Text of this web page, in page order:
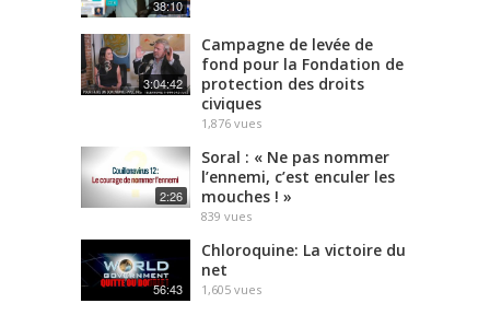
38:10
3:04:42
Campagne de levée de
fond pour la Fondation de
protection des droits
civiques
1,876 vues
2:26
Soral : « Ne pas nommer
l’ennemi, c’est enculer les
mouches ! »
839 vues
56:43
Chloroquine: La victoire du
net
1,605 vues